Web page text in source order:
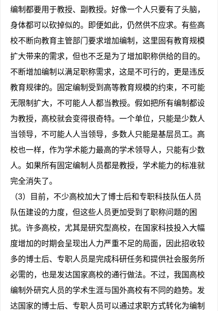
编制都要用于教授、副教授。好像一个人只要有了头脑，
身体都可以砍掉似的。即便如此，仍然供不应求。有些高
校不断向教育主管部门要求增加编制，这里固有教育规模
扩大带来的需求，但也不乏是为了增加职称供给的目的。
不断增加编制以满足职称需求，这是不可行的，更是违反
教育规律的。固定编制受到高等教育规模的约束，不可能
无限制扩大，不可能人人都当教授。假如把所有编制都设
为教授，高校就会变得很奇特。一个单位，只能是少数人
当领导，不可能人人当领导，多数人只能是基层员工。高
校也一样，作为学术能力最高的学术领导人，只能有少数
人。如果所有固定编制人员都是教授，学术能力的标准就
完全消失了。
（3）目前，不少高校加大了博士后和专职科技队伍人员
队伍建设的力度，但这些人员更加受到了职称问题的困
扰。许多高校，尤其是研究型高校，在国家科技投入大幅
度增加的时期会呈现出人力严重不足的局面，因此招收较
多的博士后、专职人员是完成科研任务和提供社会服务所
必需的，也是发达国家高校的通行做法。不过，我国高校
编制外研究人员的学术生涯与国外高校有不同的趋势。发
达国家的博士后、专职人员可以通过求职方式转化为编制